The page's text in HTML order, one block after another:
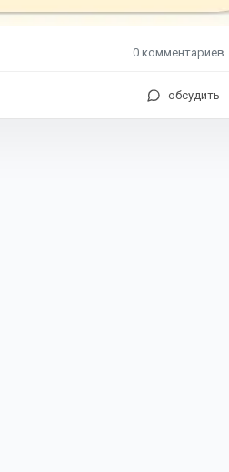
0 комментариев
обсудить